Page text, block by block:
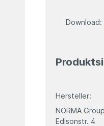
Download:
Hersteller:
NORMA
Edisonstr. 4